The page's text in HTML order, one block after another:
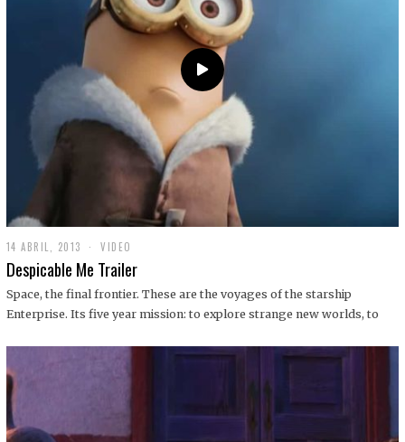
14 ABRIL, 2013
9
D
C
I
1
VIDEO
Despicable Me Trailer
Space, the final frontier. These are the voyages of the starship
Enterprise. Its five year mission: to explore strange new worlds, to